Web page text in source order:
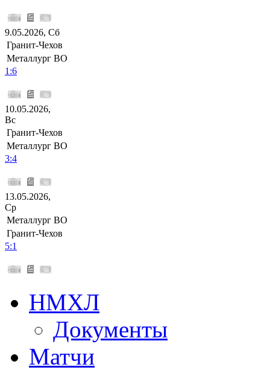
9.05.2026, Сб
Гранит-Чехов
Металлург ВО
1:6
10.05.2026,
Вс
Гранит-Чехов
Металлург ВО
3:4
13.05.2026,
Ср
Металлург ВО
Гранит-Чехов
5:1
НМХЛ
Документы
Матчи